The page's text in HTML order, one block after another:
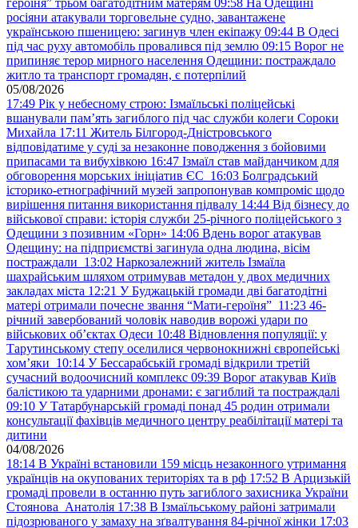
героїня” трьом багатодітним матерям 09:58 На Одещині
росіяни атакували торговельне судно, завантажене
українською пшеницею: загинув член екіпажу 09:44 В Одесі
під час руху автомобіль провалився під землю 09:15 Ворог не
припиняє терор мирного населення Одещини: постраждало
житло та транспорт громадян, є потерпілий
05/08/2026
17:49 Рік у небесному строю: Ізмаїльські поліцейські
вшанували пам’ять загиблого під час служби колеги Сороки
Михайла 17:11 Житель Білгород-Дністровського
відповідатиме у суді за незаконне поводження з бойовими
припасами та вибухівкою 16:47 Ізмаїл став майданчиком для
обговорення морських ініціатив ЄС 16:03 Болградський
історико-етнографічний музей запропонував компроміс щодо
вирішення питання використання підвалу 14:44 Від бізнесу до
військової справи: історія служби 25-річного поліцейського з
Одещини з позивним «Горн» 14:06 Вдень ворог атакував
Одещину: на підприємстві загинула одна людина, вісім
постраждали 13:02 Наркозалежний житель Ізмаїла
шахрайським шляхом отримував метадон у двох медичних
закладах міста 12:21 У Буджацькій громади дві багатодітні
матері отримали почесне звання “Мати-героїня” 11:23 46-
річний завербований чоловік наводив ворожі удари по
військових обʼєктах Одеси 10:48 Відновлення популяції: у
Тарутинському степу оселилися червонокнижні європейські
хом’яки 10:14 У Бессарабській громаді відкрили третій
сучасний водоочисний комплекс 09:39 Ворог атакував Київ
балістикою та ударними дронами: є загиблий та постраждалі
09:10 У Татарбунарській громаді понад 45 родин отримали
консультації фахівців медичного центру реабілітації матері та
дитини
04/08/2026
18:14 В Україні встановили 159 місць незаконного утримання
українців на окупованих територіях та в рф 17:52 В Арцизькій
громаді провели в останню путь загиблого захисника України
Стоянова Анатолія 17:38 В Ізмаїльському районі затримали
підозрюваного у замаху на зґвалтування 84-річної жінки 17:03